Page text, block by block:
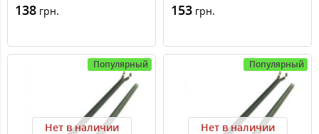
138 грн. 153 грн.
Популярный
Нет в наличии
Популярный
Нет в наличии